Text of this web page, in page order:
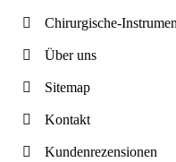
Chirurgische-
Über uns
Sitemap
Kontakt
Kundenrezensionen